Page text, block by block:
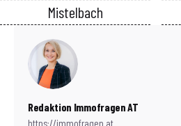
Mistelbach
Redaktion Immofragen AT